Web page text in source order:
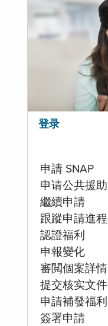
登录
申請 SNAP
申请公共援助
繼續申請
跟蹤申請進程
認證福利
申報變化
審閲個案詳情
提交核实文件
申請補發福利
簽署申請